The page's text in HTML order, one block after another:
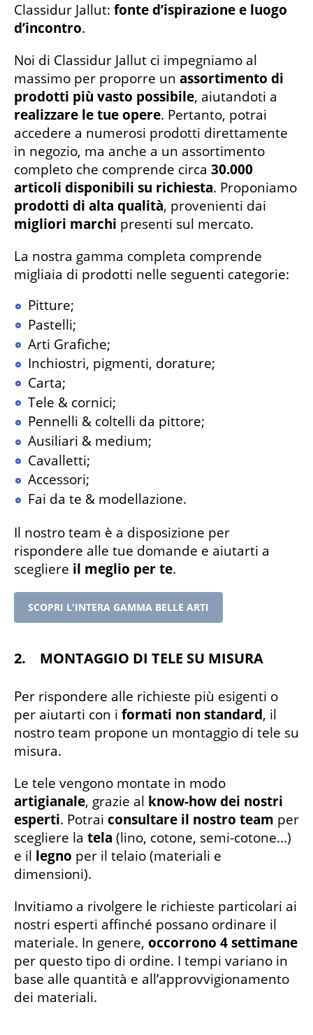
Classidur Jallut: fonte d’ispirazione e luogo
d’incontro.
Noi di Classidur Jallut ci impegniamo al
massimo per proporre un assortimento di
prodotti più vasto possibile, aiutandoti a
realizzare le tue opere. Pertanto, potrai
accedere a numerosi prodotti direttamente
in negozio, ma anche a un assortimento
completo che comprende circa 30.000
articoli disponibili su richiesta. Proponiamo
prodotti di alta qualità, provenienti dai
migliori marchi presenti sul mercato.
La nostra gamma completa comprende
migliaia di prodotti nelle seguenti categorie:
Pitture;
Pastelli;
Arti Grafiche;
Inchiostri, pigmenti, dorature;
Carta;
Tele & cornici;
Pennelli & coltelli da pittore;
Ausiliari & medium;
Cavalletti;
Accessori;
Fai da te & modellazione.
Il nostro team è a disposizione per
rispondere alle tue domande e aiutarti a
scegliere il meglio per te.
SCOPRI L'INTERA GAMMA BELLE ARTI
2. MONTAGGIO DI TELE SU MISURA
Per rispondere alle richieste più esigenti o
per aiutarti con i formati non standard, il
nostro team propone un montaggio di tele su
misura.
Le tele vengono montate in modo
artigianale, grazie al know-how dei nostri
esperti. Potrai consultare il nostro team per
scegliere la tela (lino, cotone, semi-cotone...)
e il legno per il telaio (materiali e
dimensioni).
Invitiamo a rivolgere le richieste particolari ai
nostri esperti affinché possano ordinare il
materiale. In genere, occorrono 4 settimane
per questo tipo di ordine. I tempi variano in
base alle quantità e all’approvvigionamento
dei materiali.